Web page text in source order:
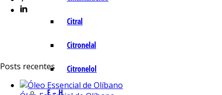
Citral
Citronelal
Citronelol
E – H
Posts recentes